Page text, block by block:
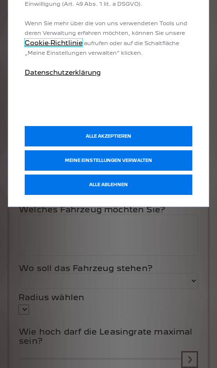
Welches Fahrzeug möchten Sie?
Wo soll das Fahrzeug stehen?
Radius wählen
Wie hoch darf die Leasingrate maximal
sein?
Einwilligung (Art. 49 Abs. 1 lit. a DSGVO).
Wenn Sie mehr über die von uns verwendeten Tools und
deren Verwaltung erfahren möchten, können Sie unsere
Cookie‑Richtlinieaufrufen oder auf die Schaltfläche
„Meine Einstellungen verwalten“ klicken.
Datenschutzerklärung
MEINE EINSTELLUNGEN VERWALTEN
ALLE AKZEPTIEREN
ALLE ABLEHNEN